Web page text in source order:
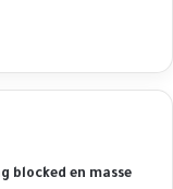
blocked en masse